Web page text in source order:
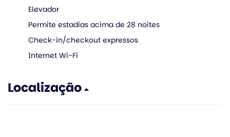
Elevador
Permite estadias acima de 28 noites
Check-in/checkout expressos
Internet Wi-Fi
Localização